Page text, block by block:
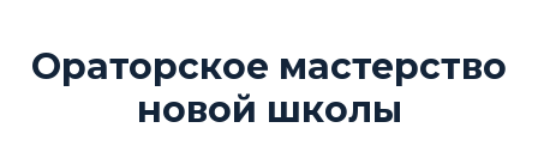
Ораторское мастерство
новой школы